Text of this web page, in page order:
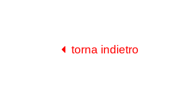
torna indietro